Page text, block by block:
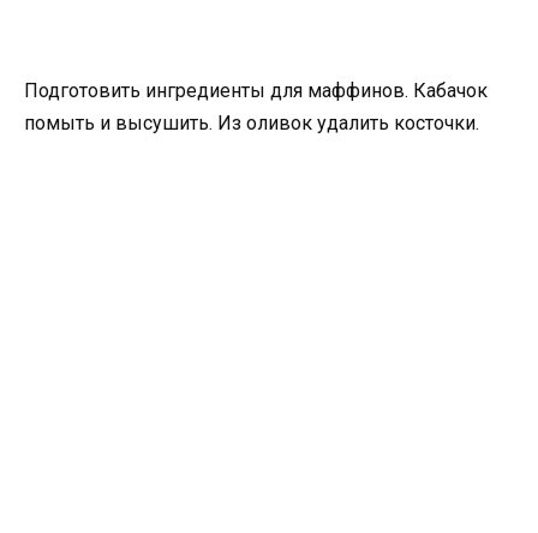
Подготовить ингредиенты для маффинов. Кабачок
помыть и высушить. Из оливок удалить косточки.